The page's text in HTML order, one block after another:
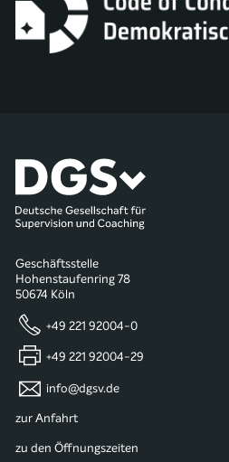
Geschäftsstelle
Hohenstaufenring 78
50674 Köln
+49 221 92004-0
+49 221 92004-29
info@dgsv.de
zur Anfahrt
zu den Öffnungszeiten